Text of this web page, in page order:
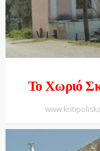
Το Χωριό